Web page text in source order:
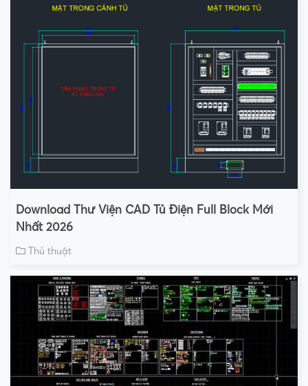
Download Thư Viện CAD Tủ Điện Full Block Mới
Nhất 2026
Thủ thuật